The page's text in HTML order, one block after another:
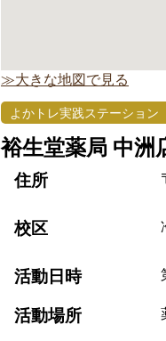
≫大きな地図で見る
よかトレ実践ステーション
裕生堂薬局 中洲
住所
校区
活動日時
活動場所